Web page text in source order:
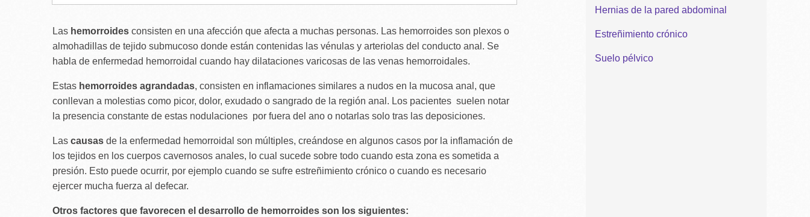
Las hemorroides consisten en una afección que afecta a muchas personas. Las hemorroides son plexos o
almohadillas de tejido submucoso donde están contenidas las vénulas y arteriolas del conducto anal. Se
habla de enfermedad hemorroidal cuando hay dilataciones varicosas de las venas hemorroidales.
Estas hemorroides agrandadas, consisten en inflamaciones similares a nudos en la mucosa anal, que
conllevan a molestias como picor, dolor, exudado o sangrado de la región anal. Los pacientes suelen notar
la presencia constante de estas nodulaciones por fuera del ano o notarlas solo tras las deposiciones.
Las causas de la enfermedad hemorroidal son múltiples, creándose en algunos casos por la inflamación de
los tejidos en los cuerpos cavernosos anales, lo cual sucede sobre todo cuando esta zona es sometida a
presión. Esto puede ocurrir, por ejemplo cuando se sufre estreñimiento crónico o cuando es necesario
ejercer mucha fuerza al defecar.
Otros factores que favorecen el desarrollo de hemorroides son los siguientes:
Hernias de la pared abdominal
Estreñimiento crónico
Suelo pélvico